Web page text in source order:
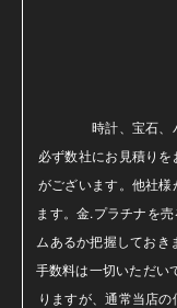
時計、宝石、
必ず数社にお見積り
がございます。他社
ます。金.プラチナを
ムあるか把握しておき
手数料は一切いただい
りますが、通常当店